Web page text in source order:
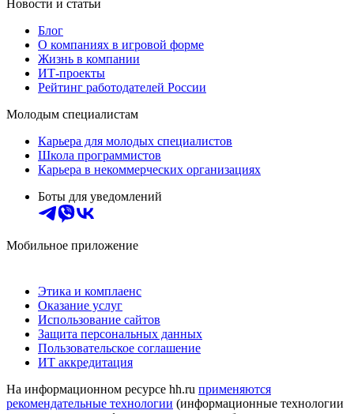
Новости и статьи
Блог
О компаниях в игровой форме
Жизнь в компании
ИТ-проекты
Рейтинг работодателей России
Молодым специалистам
Карьера для молодых специалистов
Школа программистов
Карьера в некоммерческих организациях
Боты для уведомлений
Мобильное приложение
Этика и комплаенс
Оказание услуг
Использование сайтов
Защита персональных данных
Пользовательское соглашение
ИТ аккредитация
На информационном ресурсе hh.ru применяются
рекомендательные технологии (информационные технологии